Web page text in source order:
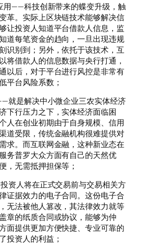
用——科技创新带来的蝶变升级，触
革。实际上区块链技术能够解决信
让投资人知道平台借款人信息，监
道每笔资金的趋向，一旦出现违规
识别到；另外，依托于该技术，互
将借款人的信息数据与央行打通，
以后，对于平台进行风控是非常有
平台风险系数；
就是解决中小微企业三农实体经济
下行压力之下，实体经济面临困
人在创业初期由于自身规模、信用
道受限，传统金融机构很难提供对
求。而互联网金融，这种新业态在
务普罗大众方面有自己的天然优
，无需抵押担保等；
资人将在正式交易前与交易相关方
证据效力的电子合同。这份电子合
无法被他人篡改，其法律效力就等
章的纸质合同或协议，能够为仲
面提供更加方便快捷、专业可靠的
投资人的利益；